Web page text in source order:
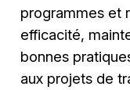
programmes et
efficacité,
bonnes
aux projets de